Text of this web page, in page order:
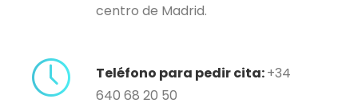
centro de Madrid.
Teléfono para pedir cita:+34
640 68 20 50